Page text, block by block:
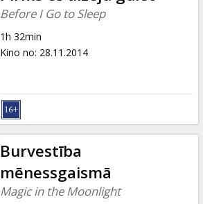
Before I Go to Sleep
1h 32min
Kino no: 28.11.2014
Burvestība
mēnessgaismā
Magic in the Moonlight